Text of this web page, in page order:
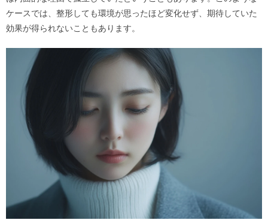
ケースでは、整形しても環境が思ったほど変化せず、期待していた
効果が得られないこともあります。